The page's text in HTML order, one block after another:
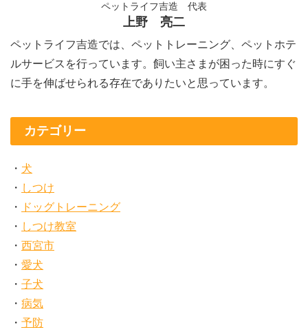
ペットライフ吉造 代表
上野 亮二
ペットライフ吉造では、ペットトレーニング、ペットホテ
ルサービスを行っています。飼い主さまが困った時にすぐ
に手を伸ばせられる存在でありたいと思っています。
カテゴリー
犬
しつけ
ドッグトレーニング
しつけ教室
西宮市
愛犬
子犬
病気
予防